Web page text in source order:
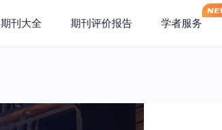
期刊大全 期刊评价报告 学者服务